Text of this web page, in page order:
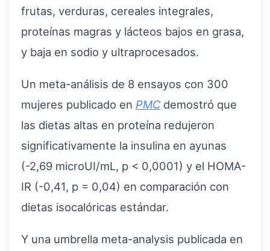
frutas, verduras, cereales integrales,
proteínas magras y lácteos bajos en grasa,
y baja en sodio y ultraprocesados.
Un meta-análisis de 8 ensayos con 300
mujeres publicado en PMC demostró que
las dietas altas en proteína redujeron
significativamente la insulina en ayunas
(-2,69 microUI/mL, p < 0,0001) y el HOMA-
IR (-0,41, p = 0,04) en comparación con
dietas isocalóricas estándar.
Y una umbrella meta-analysis publicada en